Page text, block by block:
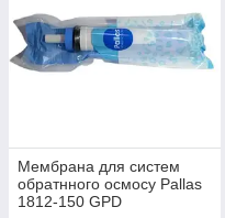
Мембрана для систем
обратнного осмосу Pallas
1812-150 GPD